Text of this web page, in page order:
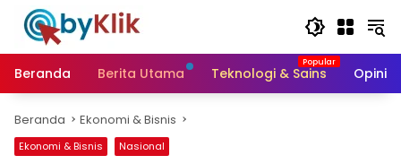
Langsung
konten
Beranda
Berita Utama Teknologi & Sains Opini
Beranda Ekonomi & Bisnis
Ekonomi & Bisnis Nasional